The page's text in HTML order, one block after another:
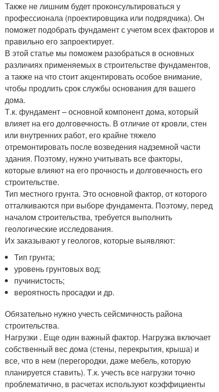
Также не лишним будет проконсультироваться у
профессионала (проектировщика или подрядчика). Он
поможет подобрать фундамент с учетом всех факторов и
правильно его запроектирует.
В этой статье мы поможем разобраться в основных
различиях применяемых в строительстве фундаментов,
а также на что стоит акцентировать особое внимание,
чтобы продлить срок службы основания для вашего
дома.
Т.к. фундамент – основной компонент дома, который
влияет на его долговечность. В отличие от кровли, стен
или внутренних работ, его крайне тяжело
отремонтировать после возведения надземной части
здания. Поэтому, нужно учитывать все факторы,
которые влияют на его прочность и долговечность его
строительстве.
Тип местного грунта. Это основной фактор, от которого
отталкиваются при выборе фундамента. Поэтому, перед
началом строительства, требуется выполнить
геологические исследования.
Их заказывают у геологов, которые выявляют:
Тип грунта;
уровень грунтовых вод;
пучинистость;
вероятность просадки и др.
Обязательно нужно учесть сейсмичность района
строительства.
Нагрузки . Еще один важный фактор. Нагрузка включает
собственный вес дома (стены, перекрытия, крыша) и
все, что в нем (перегородки, даже мебель, которую
планируется ставить). Т.к. учесть все нагрузки точно
проблематично, в расчетах используют коэффициенты